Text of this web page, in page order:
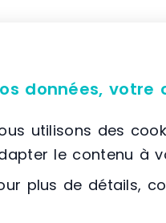
Trilogiq
composés
Les
données, votre
utilisons des
le contenu à
plus de détails,